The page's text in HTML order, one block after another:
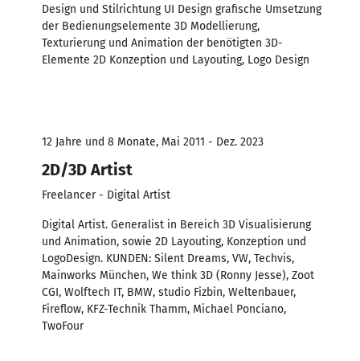
Design und Stilrichtung UI Design grafische Umsetzung
der Bedienungselemente 3D Modellierung,
Texturierung und Animation der benötigten 3D-
Elemente 2D Konzeption und Layouting, Logo Design
12 Jahre und 8 Monate, Mai 2011 - Dez. 2023
2D/3D Artist
Freelancer - Digital Artist
Digital Artist. Generalist in Bereich 3D Visualisierung
und Animation, sowie 2D Layouting, Konzeption und
LogoDesign. KUNDEN: Silent Dreams, VW, Techvis,
Mainworks München, We think 3D (Ronny Jesse), Zoot
CGI, Wolftech IT, BMW, studio Fizbin, Weltenbauer,
Fireflow, KFZ-Technik Thamm, Michael Ponciano,
TwoFour